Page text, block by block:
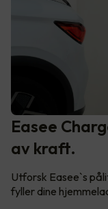
Easee
av kraft.
Utforsk Easee`s
fyller dine